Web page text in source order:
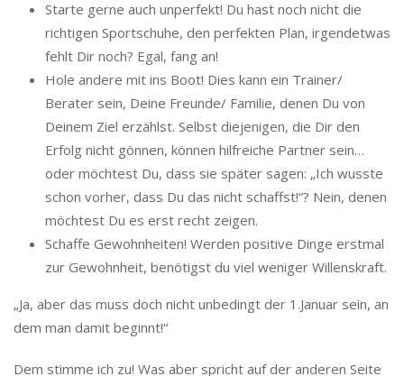
Starte gerne auch unperfekt! Du hast noch nicht die
richtigen Sportschuhe, den perfekten Plan, irgendetwas
fehlt Dir noch? Egal, fang an!
Hole andere mit ins Boot! Dies kann ein Trainer/
Berater sein, Deine Freunde/ Familie, denen Du von
Deinem Ziel erzählst. Selbst diejenigen, die Dir den
Erfolg nicht gönnen, können hilfreiche Partner sein…
oder möchtest Du, dass sie später sagen: „Ich wusste
schon vorher, dass Du das nicht schaffst!“? Nein, denen
möchtest Du es erst recht zeigen.
Schaffe Gewohnheiten! Werden positive Dinge erstmal
zur Gewohnheit, benötigst du viel weniger Willenskraft.
„Ja, aber das muss doch nicht unbedingt der 1.Januar sein, an
dem man damit beginnt!“
Dem stimme ich zu! Was aber spricht auf der anderen Seite